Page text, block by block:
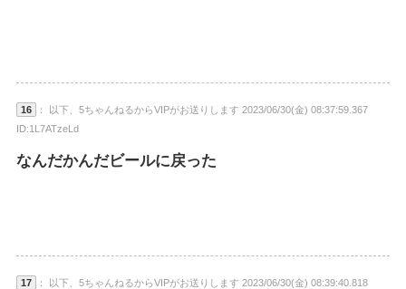
16
： 以下、5ちゃんねるからVIPがお送りします 2023/06/30(金) 08:37:59.367
ID:1L7ATzeLd
なんだかんだビールに戻った
17
： 以下、5ちゃんねるからVIPがお送りします 2023/06/30(金) 08:39:40.818